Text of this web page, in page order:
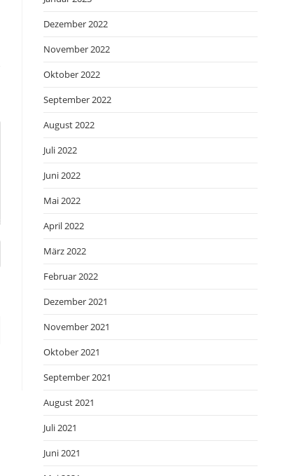
Dezember 2022
November 2022
Oktober 2022
September 2022
August 2022
Juli 2022
Juni 2022
Mai 2022
April 2022
März 2022
Februar 2022
Dezember 2021
November 2021
Oktober 2021
September 2021
August 2021
Juli 2021
Juni 2021